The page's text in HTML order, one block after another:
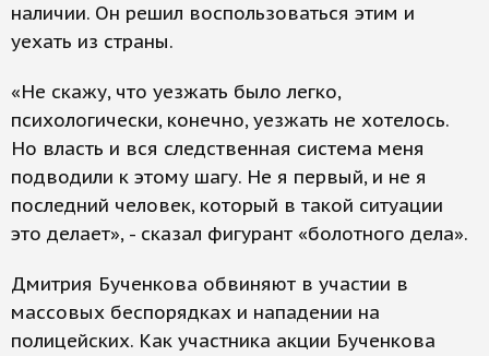
наличии. Он решил воспользоваться этим и
уехать из страны.
«Не скажу, что уезжать было легко,
психологически, конечно, уезжать не хотелось.
Но власть и вся следственная система меня
подводили к этому шагу. Не я первый, и не я
последний человек, который в такой ситуации
это делает», - сказал фигурант «болотного дела».
Дмитрия Бученкова обвиняют в участии в
массовых беспорядках и нападении на
полицейских. Как участника акции Бученкова